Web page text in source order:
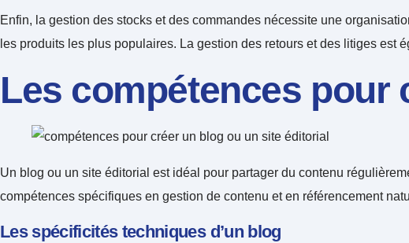
Enfin, la gestion des stocks et des commandes nécessite une
les produits les plus populaires. La gestion des retours et des litiges est
Les compétences pour
Un blog ou un site éditorial est idéal pour partager du contenu
compétences spécifiques en gestion de contenu et en référencement
Les spécificités techniques d’un blog